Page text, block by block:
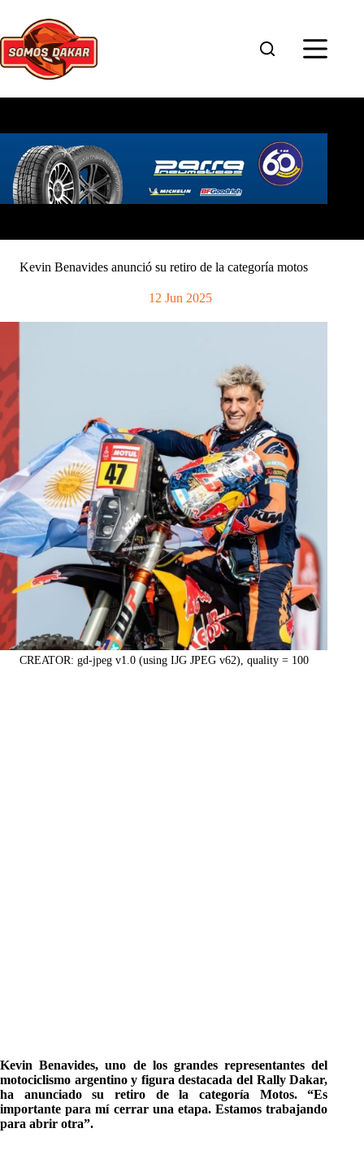
contenido
Kevin Benavides anunció su retiro de la categoría motos
12 Jun 2025
CREATOR: gd-jpeg v1.0 (using IJG JPEG v62), quality = 100
Kevin Benavides, uno de los grandes representantes del
motociclismo argentino y figura destacada del Rally Dakar,
ha anunciado su retiro de la categoría Motos. “Es
importante para mí cerrar una etapa. Estamos trabajando
para abrir otra”.